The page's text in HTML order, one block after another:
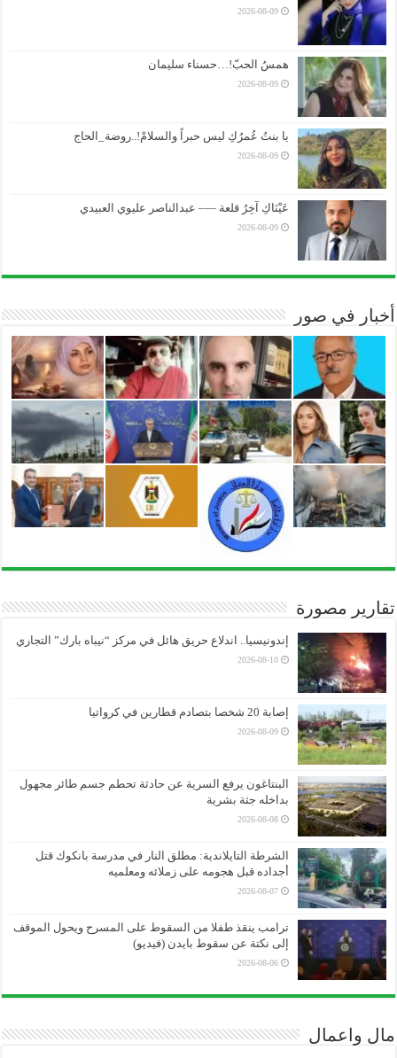
2026-08-09
همسُ الحبّ!…حسناء سليمان
2026-08-09
يا بنتُ عُمرُكِ ليس حبراً والسلامْ!..روضة_الحاج
2026-08-09
عَيْنَاكِ آخِرُ قلعة —– عبدالناصر عليوي العبيدي
2026-08-09
أخبار في صور
تقارير مصورة
إندونيسيا.. اندلاع حريق هائل في مركز “نيباه بارك” التجاري
2026-08-10
إصابة 20 شخصا بتصادم قطارين في كرواتيا
2026-08-09
البنتاغون يرفع السرية عن حادثة تحطم جسم طائر مجهول
بداخله جثة بشرية
2026-08-08
الشرطة التايلاندية: مطلق النار في مدرسة بانكوك قتل
أجداده قبل هجومه على زملائه ومعلميه
2026-08-07
ترامب ينقذ طفلا من السقوط على المسرح ويحول الموقف
إلى نكتة عن سقوط بايدن (فيديو)
2026-08-06
مال واعمال